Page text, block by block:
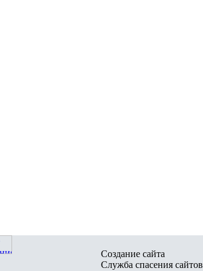
Создание сайта
Служба спасения сайтов